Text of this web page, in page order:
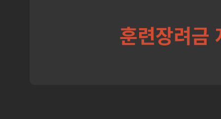
훈련장려금